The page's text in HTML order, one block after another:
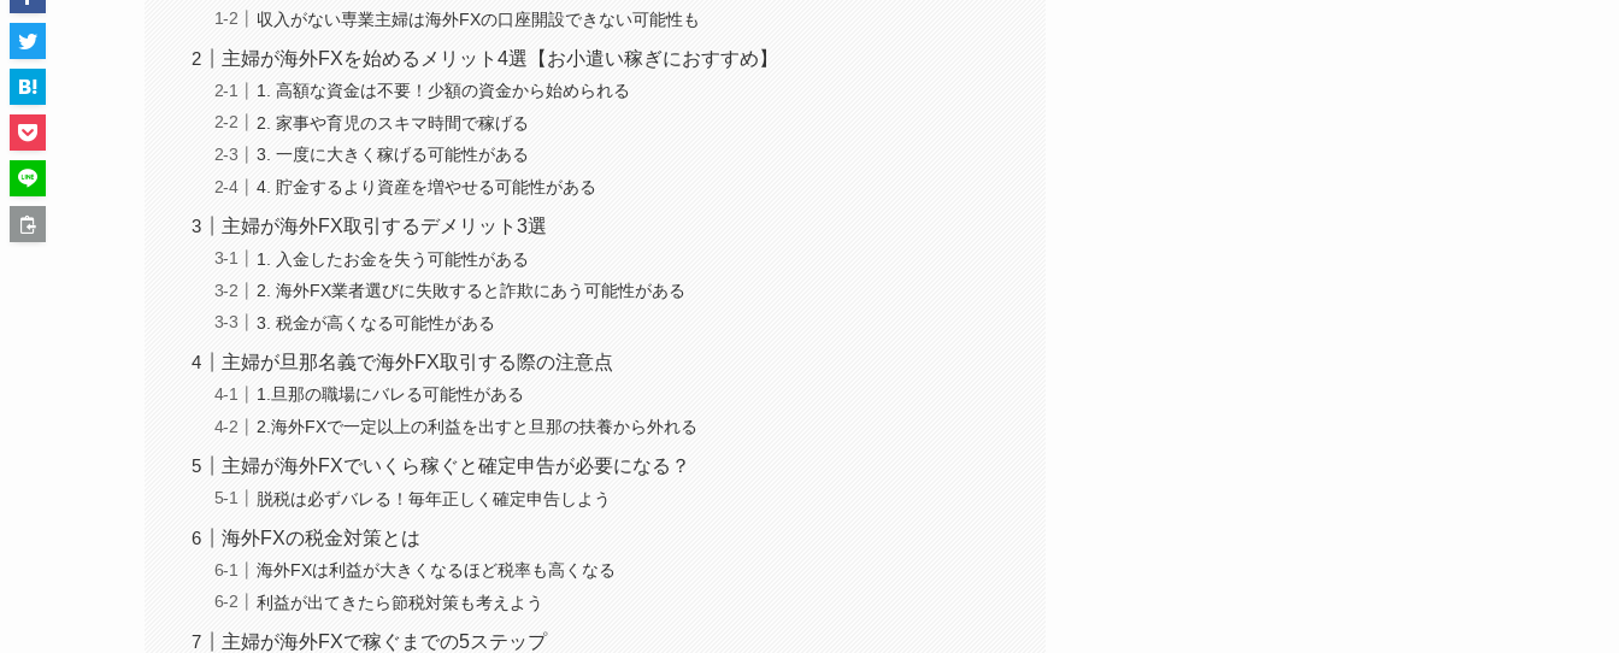
収入がない専業主婦は海外FXの口座開設できない可能性も
主婦が海外FXを始めるメリット4選【お小遣い稼ぎにおすすめ】
1. 高額な資金は不要！少額の資金から始められる
2. 家事や育児のスキマ時間で稼げる
3. 一度に大きく稼げる可能性がある
4. 貯金するより資産を増やせる可能性がある
主婦が海外FX取引するデメリット3選
1. 入金したお金を失う可能性がある
2. 海外FX業者選びに失敗すると詐欺にあう可能性がある
3. 税金が高くなる可能性がある
主婦が旦那名義で海外FX取引する際の注意点
1.旦那の職場にバレる可能性がある
2.海外FXで一定以上の利益を出すと旦那の扶養から外れる
主婦が海外FXでいくら稼ぐと確定申告が必要になる？
脱税は必ずバレる！毎年正しく確定申告しよう
海外FXの税金対策とは
海外FXは利益が大きくなるほど税率も高くなる
利益が出てきたら節税対策も考えよう
主婦が海外FXで稼ぐまでの5ステップ